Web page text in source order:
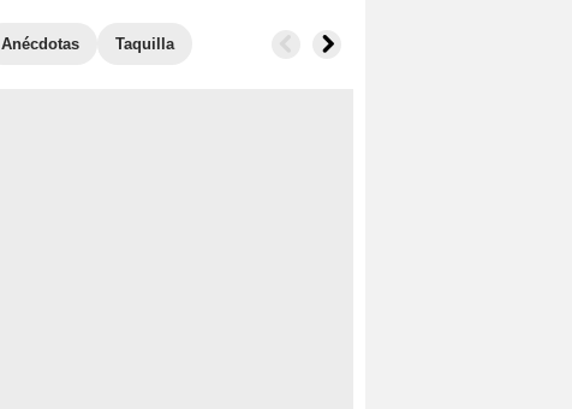
Anécdotas Taquilla